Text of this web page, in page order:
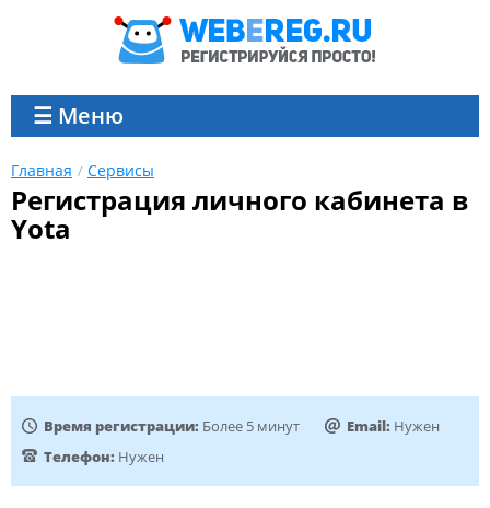
☰ Меню
Главная Сервисы
Регистрация личного кабинета в
Yota
Время регистрации: Более 5 минут Email: Нужен
Телефон: Нужен